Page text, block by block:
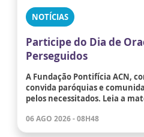
NOTÍCIAS
Participe do Dia de
Perseguidos
A Fundação Pontifícia ACN,
convida paróquias e
pelos necessitados. Leia a
06 AGO 2026 - 08H48